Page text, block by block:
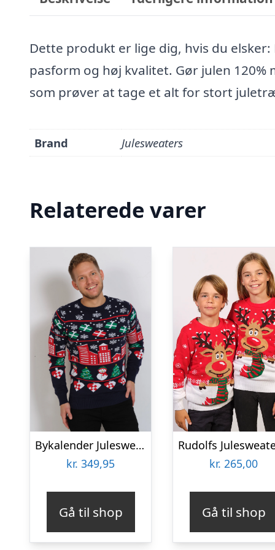
Dette produkt er lige dig, hvis du
pasform og høj kvalitet. Gør julen
som prøver at tage et alt for stort
Brand Julesweaters
Relaterede varer
Bykalender Julesweateren – herre / mænd.
kr. 349,95
Gå til shop
kr. 265,00
Gå til shop